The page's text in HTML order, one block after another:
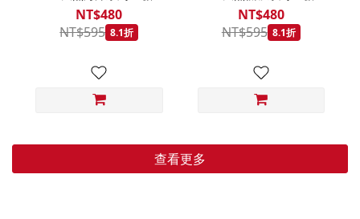
低穀鱈魚甜橙 小顆粒
800G
NT$480
NT$595 8.1折
羊肉藍莓 小顆粒 800G
NT$480
NT$595 8.1折
查看更多